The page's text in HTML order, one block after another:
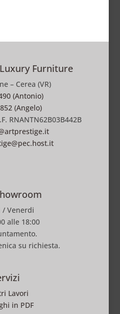
Furniture
– Cerea (VR)
(Antonio)
(Angelo)
RNANTN62B03B442B
/ Venerdi
alle 18:00
su richiesta.
Lavori
in PDF